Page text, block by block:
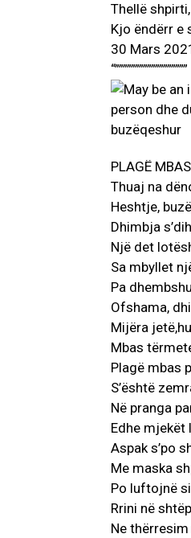
Thellë
Kjo ëndërr e
30 Mars
“””””””””””””””””””
PLAGË
Thuaj na
Heshtje,
Dhimbja
Një det
Sa mbyllet
Pa
Ofshama,
Mijëra
Mbas
Plagë mbas
S’është
Në pranga
Edhe mjekët
Aspak s’po
Me maska
Po luftojnë
Rrini në
Ne